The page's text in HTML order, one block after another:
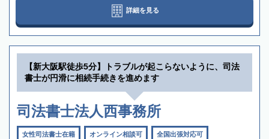
詳細を見る
【新大阪駅徒歩5分】トラブルが起こらないように、司法
書士が円滑に相続手続きを進めます
司法書士法人西事務所
女性司法書士在籍 オンライン相談可 全国出張対応可